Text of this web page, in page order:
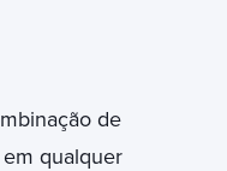
de
qualquer